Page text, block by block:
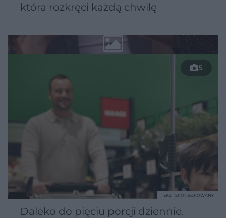
która rozkręci każdą chwilę
5
Daleko do pięciu porcji dziennie.
TEKST SPONSOROWANY